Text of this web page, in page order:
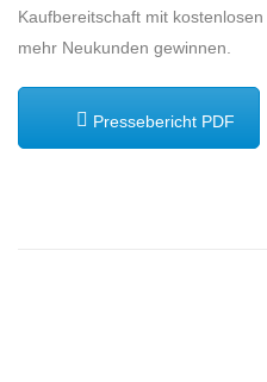
Kaufbereitschaft mit
mehr Neukunden gewinnen.
Pressebericht PDF